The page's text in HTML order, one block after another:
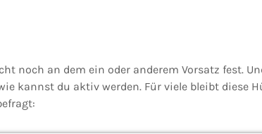
noch an dem ein oder anderem Vorsatz fest.
kannst du aktiv werden. Für viele bleibt diese